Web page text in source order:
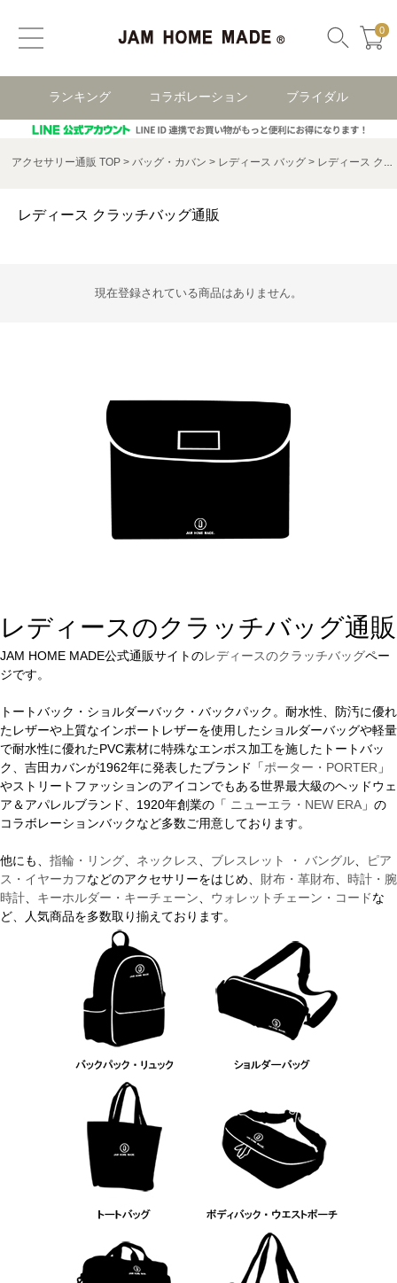
0
ランキング コラボレーション ブライダル
アクセサリー通販 TOP バッグ・カバン レディース バッグ レディース クラッチバッグ
レディース クラッチバッグ通販
現在登録されている商品はありません。
レディースのクラッチバッグ通販
JAM HOME MADE公式通販サイトのレディースのクラッチバッグペー
ジです。
トートバック・ショルダーバック・バックパック。耐水性、防汚に優れ
たレザーや上質なインポートレザーを使用したショルダーバッグや軽量
で耐水性に優れたPVC素材に特殊なエンボス加工を施したトートバッ
ク、吉田カバンが1962年に発表したブランド「ポーター・PORTER 」
やストリートファッションのアイコンでもある世界最大級のヘッドウェ
ア＆アパレルブランド、1920年創業の「 ニューエラ・NEW ERA 」の
コラボレーションバックなど多数ご用意しております。
他にも、 指輪・リング、 ネックレス、 ブレスレット ・ バングル、
ピア
ス・イヤーカフなどのアクセサリーをはじめ、 財布・革財布、 時計・腕
時計、 キーホルダー・キーチェーン、 ウォレットチェーン・コードな
ど、人気商品を多数取り揃えております。